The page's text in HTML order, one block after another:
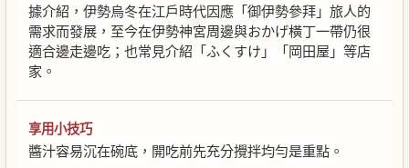
據介紹，伊勢烏冬在江戶時代因應「御伊勢參拜」旅人的
需求而發展，至今在伊勢神宮周邊與おかげ橫丁一帶仍很
適合邊走邊吃；也常見介紹「ふくすけ」「岡田屋」等店
家。
享用小技巧
醬汁容易沉在碗底，開吃前先充分攪拌均勻是重點。